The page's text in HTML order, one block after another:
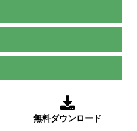

無料ダウンロード